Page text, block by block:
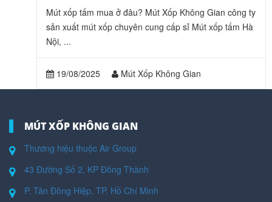
Mút xốp tấm mua ở đâu? Mút Xốp Không Gian công ty
sản xuất mút xốp chuyên cung cấp sỉ Mút xốp tấm Hà
Nội, ...
19/08/2025 Mút Xốp Không Gian
MÚT XỐP KHÔNG GIAN
Thương hiệu thuộc Air Group
43 Đường Số 2, KP Đông Thành
P. Tân Đông Hiệp, TP. Hồ Chí Minh